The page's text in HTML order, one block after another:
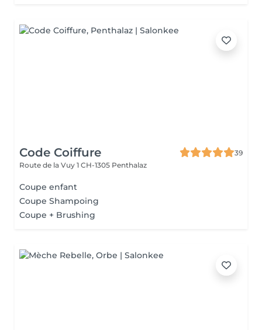
Code Coiffure
39
Route de la Vuy 1 CH-1305 Penthalaz
Coupe enfant
Coupe Shampoing
Coupe + Brushing